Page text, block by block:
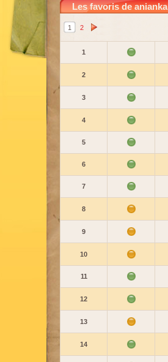
Les favoris de anianka
1 2
1
2
3
4
5
6
7
8
9
10
11
12
13
14